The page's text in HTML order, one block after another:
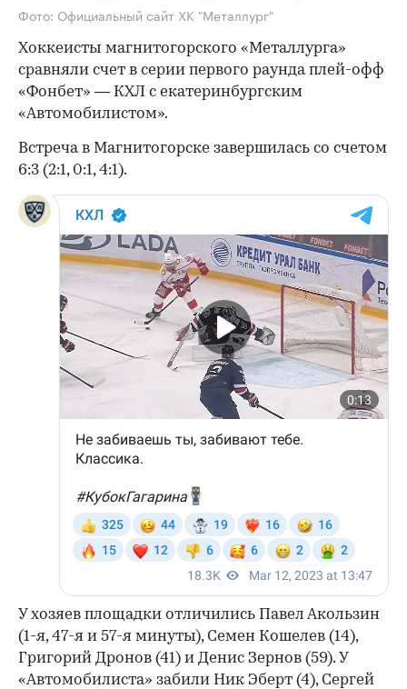
Фото: Официальный сайт ХК "Металлург"
Хоккеисты магнитогорского «Металлурга»
сравняли счет в серии первого раунда плей-офф
«Фонбет» — КХЛ с екатеринбургским
«Автомобилистом».
Встреча в Магнитогорске завершилась со счетом
6:3 (2:1, 0:1, 4:1).
У хозяев площадки отличились Павел Акользин
(1-я, 47-я и 57-я минуты), Семен Кошелев (14),
Григорий Дронов (41) и Денис Зернов (59). У
«Автомобилиста» забили Ник Эберт (4), Сергей